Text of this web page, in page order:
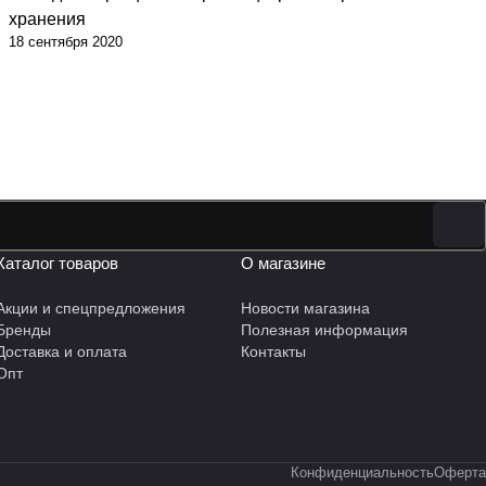
хранения
18 сентября 2020
товаров
и спецпредложения
и оплата
О магазине
Новости магазина
Полезная информация
Контакты
КонфиденциальностьОферта